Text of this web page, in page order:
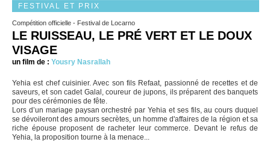
FESTIVAL ET PRIX
Compétition officielle - Festival de Locarno
LE RUISSEAU, LE PRÉ VERT ET LE DOUX
VISAGE
un film de : Yousry Nasrallah
Yehia est chef cuisinier. Avec son fils Refaat, passionné de recettes et de
saveurs, et son cadet Galal, coureur de jupons, ils préparent des banquets
pour des cérémonies de fête.
Lors d’un mariage paysan orchestré par Yehia et ses fils, au cours duquel
se dévoileront des amours secrètes, un homme d'affaires de la région et sa
riche épouse proposent de racheter leur commerce. ‎Devant le refus de
Yehia, la proposition tourne à la menace...